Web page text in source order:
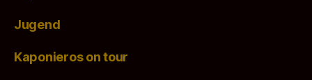
Jugend
Kaponieros on tour